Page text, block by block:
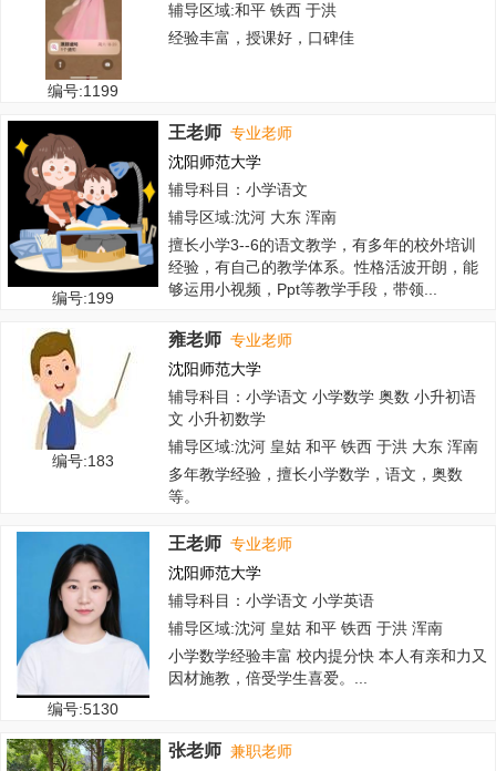
编号:1199
辅导区域:和平 铁西 于洪
经验丰富，授课好，口碑佳
编号:199
王老师 专业老师
沈阳师范大学
辅导科目：小学语文
辅导区域:沈河 大东 浑南
擅长小学3--6的语文教学，有多年的校外培训
经验，有自己的教学体系。性格活波开朗，能
够运用小视频，Ppt等教学手段，带领...
编号:183
雍老师 专业老师
沈阳师范大学
辅导科目：小学语文 小学数学 奥数 小升初语
文 小升初数学
辅导区域:沈河 皇姑 和平 铁西 于洪 大东 浑南
多年教学经验，擅长小学数学，语文，奥数
等。
编号:5130
王老师 专业老师
沈阳师范大学
辅导科目：小学语文 小学英语
辅导区域:沈河 皇姑 和平 铁西 于洪 浑南
小学数学经验丰富 校内提分快 本人有亲和力又
因材施教，倍受学生喜爱。...
张老师 兼职老师